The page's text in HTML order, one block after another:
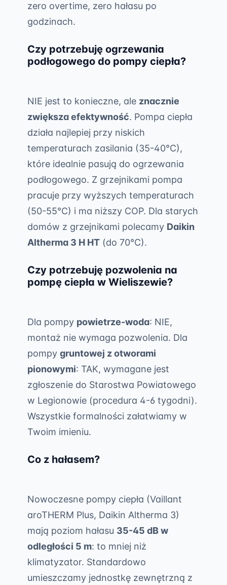
zero overtime, zero hałasu po
godzinach.
Czy potrzebuję ogrzewania
podłogowego do pompy ciepła?
NIE jest to konieczne, ale znacznie
zwiększa efektywność. Pompa ciepła
działa najlepiej przy niskich
temperaturach zasilania (35-40°C),
które idealnie pasują do ogrzewania
podłogowego. Z grzejnikami pompa
pracuje przy wyższych temperaturach
(50-55°C) i ma niższy COP. Dla starych
domów z grzejnikami polecamy Daikin
Altherma 3 H HT (do 70°C).
Czy potrzebuję pozwolenia na
pompę ciepła w Wieliszewie?
Dla pompy powietrze-woda: NIE,
montaż nie wymaga pozwolenia. Dla
pompy gruntowej z otworami
pionowymi: TAK, wymagane jest
zgłoszenie do Starostwa Powiatowego
w Legionowie (procedura 4-6 tygodni).
Wszystkie formalności załatwiamy w
Twoim imieniu.
Co z hałasem?
Nowoczesne pompy ciepła (Vaillant
aroTHERM Plus, Daikin Altherma 3)
mają poziom hałasu 35-45 dB w
odległości 5 m: to mniej niż
klimatyzator. Standardowo
umieszczamy jednostkę zewnętrzną z